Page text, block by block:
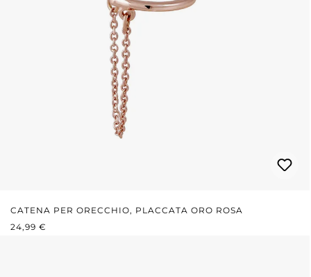
CATENA PER ORECCHIO, PLACCATA ORO ROSA
PREZZO NORMALE:
24,99 €